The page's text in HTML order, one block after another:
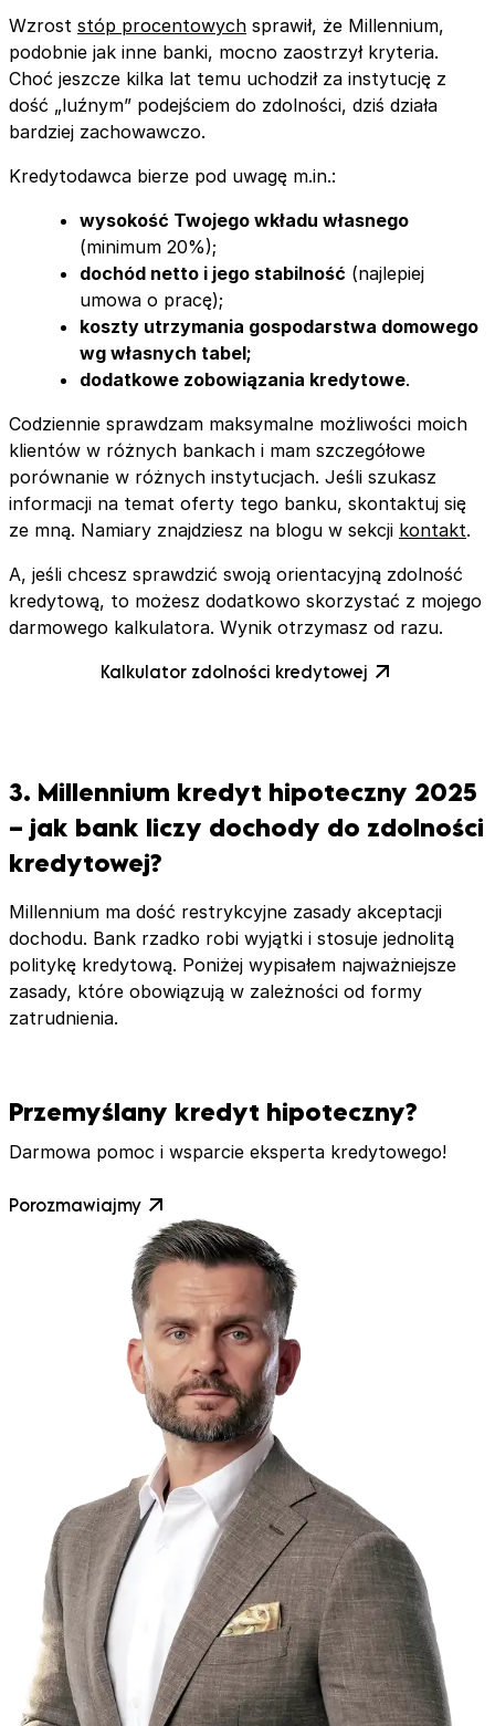
Wzrost stóp procentowych sprawił, że Millennium,
podobnie jak inne banki, mocno zaostrzył kryteria.
Choć jeszcze kilka lat temu uchodził za instytucję z
dość „luźnym” podejściem do zdolności, dziś działa
bardziej zachowawczo.
Kredytodawca bierze pod uwagę m.in.:
wysokość Twojego wkładu własnego
(minimum 20%);
dochód netto i jego stabilność (najlepiej
umowa o pracę);
koszty utrzymania gospodarstwa domowego
wg własnych tabel;
dodatkowe zobowiązania kredytowe.
Codziennie sprawdzam maksymalne możliwości moich
klientów w różnych bankach i mam szczegółowe
porównanie w różnych instytucjach. Jeśli szukasz
informacji na temat oferty tego banku, skontaktuj się
ze mną. Namiary znajdziesz na blogu w sekcji kontakt.
A, jeśli chcesz sprawdzić swoją orientacyjną zdolność
kredytową, to możesz dodatkowo skorzystać z mojego
darmowego kalkulatora. Wynik otrzymasz od razu.
Kalkulator zdolności kredytowej
3. Millennium kredyt hipoteczny 2025
– jak bank liczy dochody do zdolności
kredytowej?
Millennium ma dość restrykcyjne zasady akceptacji
dochodu. Bank rzadko robi wyjątki i stosuje jednolitą
politykę kredytową. Poniżej wypisałem najważniejsze
zasady, które obowiązują w zależności od formy
zatrudnienia.
Przemyślany kredyt hipoteczny?
Darmowa pomoc i wsparcie eksperta kredytowego!
Porozmawiajmy